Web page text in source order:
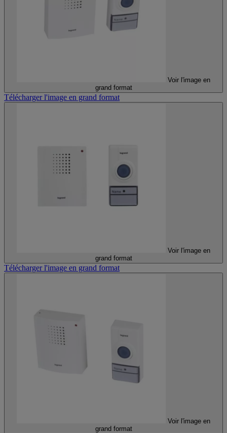
Voir l'image en
grand format
Télécharger l'image en grand format
Voir l'image en
grand format
Télécharger l'image en grand format
Voir l'image en
grand format